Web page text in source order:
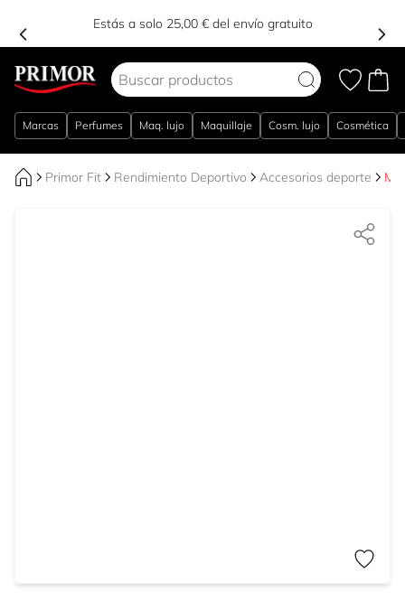
Estás a solo 25,00 € del envío gratuito
Marcas Perfumes Maq. lujo Maquillaje Cosm. lujo Cosmética
Primor Fit Rendimiento Deportivo Accesorios deporte